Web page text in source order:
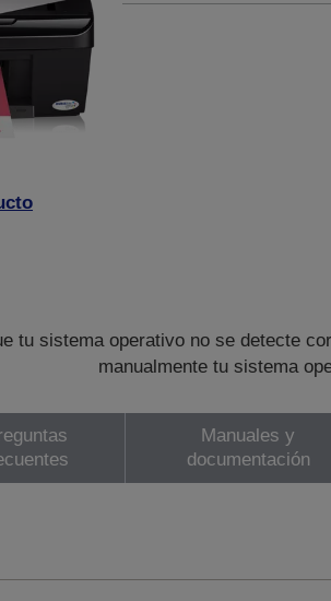
tu sistema operativo no se detecte
manualmente tu sistema
Manuales y
documentación